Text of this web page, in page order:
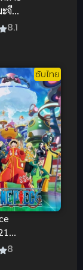
จีน
8.1
ซับไทย
ะ8